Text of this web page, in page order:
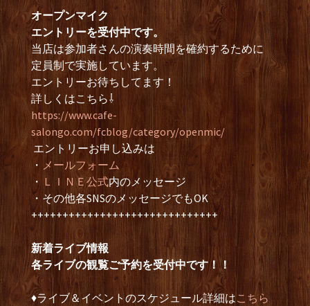
オープンマイク
エントリーを受付中です。
当店は参加者さんの演奏時間を確約するために
定員制で実施しています。
エントリーお待ちしてます！
詳しくはこちら⇩
https://www.cafe-
salongo.com/fcblog/category/openmic/
エントリーお申し込みは
・ メールフォーム
・ ＬＩＮＥ公式内のメッセージ
・その他各SNSのメッセージでもOK
++++++++++++++++++++++++++++++
新着ライブ情報
各ライブの観覧ご予約を受付中です！！
♦︎ライブ＆イベントのスケジュール詳細はこちら